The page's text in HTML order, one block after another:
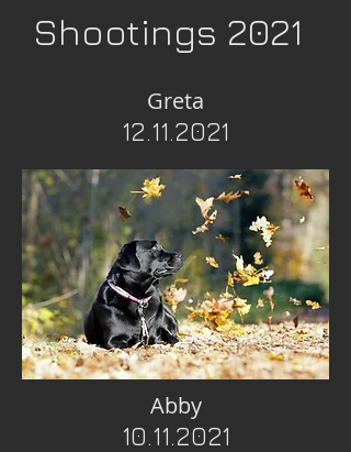
Shootings 2021
Greta
12.11.2021
Abby
10.11.2021